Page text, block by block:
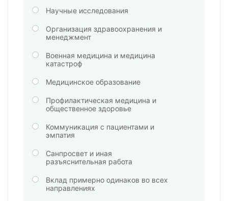
Научные исследования
Организация здравоохранения и
менеджмент
Военная медицина и медицина
катастроф
Медицинское образование
Профилактическая медицина и
общественное здоровье
Коммуникация с пациентами и
эмпатия
Санпросвет и иная
разъяснительная работа
Вклад примерно одинаков во всех
направлениях